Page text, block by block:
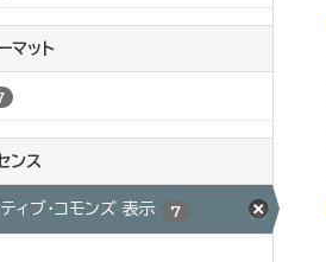
マット
ンス
ティブ・コモンズ 表示 7